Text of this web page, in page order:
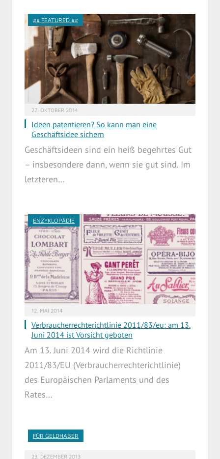
## FEATURED ##
27. OKTOBER 2014
Ideen patentieren? So kann man eine
Geschäftsidee sichern
Geschäftsideen sind ein heiß begehrtes Gut
– insbesondere dann, wenn sie gut sind. Im
letzteren…
ENZYKLOPÄDIE
12. MAI 2014
Verbraucherrechterichtlinie 2011/83/eu: am 13.
Juni 2014 ist Vorsicht geboten
Am 13. Juni 2014 wird die Richtlinie
2011/83/EU (Verbraucherrechterichtlinie)
des Europäischen Parlaments und des
Rates…
FÜR GELDHABER
23. DEZEMBER 2013